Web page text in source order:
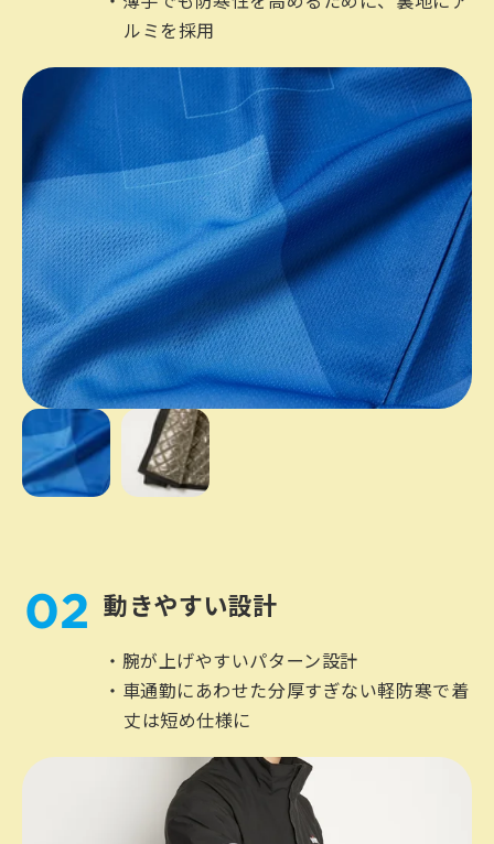
ルミを採用
02 動きやすい設計
腕が上げやすいパターン設計
車通勤にあわせた分厚すぎない軽防寒で着
丈は短め仕様に